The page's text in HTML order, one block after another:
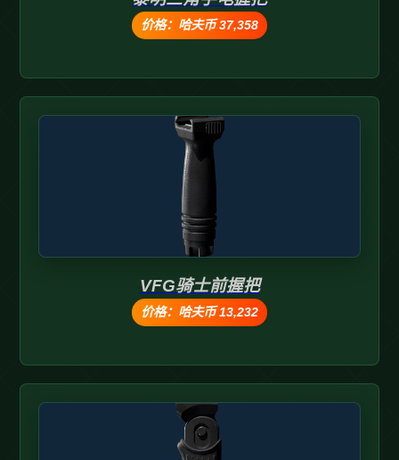
价格：哈夫币 37,358
VFG骑士前握把
价格：哈夫币 13,232